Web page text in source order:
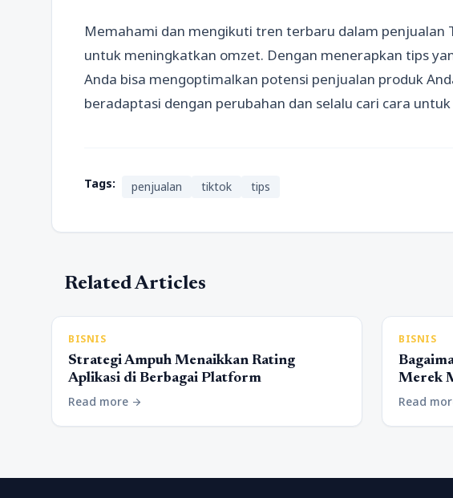
Memahami dan mengikuti tren terbaru dalam penjualan
untuk meningkatkan omzet. Dengan menerapkan tips
Anda bisa mengoptimalkan potensi penjualan produk
beradaptasi dengan perubahan dan selalu cari cara
Tags: penjualan tiktok tips
Related Articles
BISNIS
Strategi Ampuh Menaikkan Rating
Aplikasi di Berbagai Platform
Read more arrow_forward
BISNIS
Merek
Read